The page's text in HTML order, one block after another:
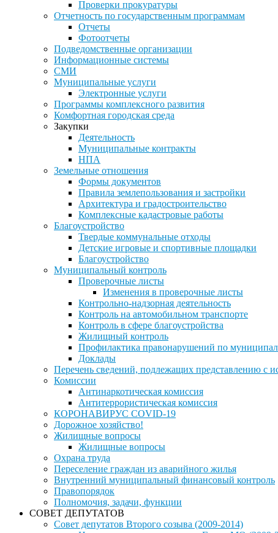
Проверки прокуратуры
Отчетность по государственным программам
Отчеты
Фотоотчеты
Подведомственные организации
Информационные системы
СМИ
Муниципальные услуги
Электронные услуги
Программы комплексного развития
Комфортная городская среда
Закупки
Деятельность
Муниципальные контракты
НПА
Земельные отношения
Формы документов
Правила землепользования и застройки
Архитектура и градостроительство
Комплексные кадастровые работы
Благоустройство
Твердые коммунальные отходы
Детские игровые и спортивные площадки
Благоустройство
Муниципальный контроль
Проверочные листы
Изменения в проверочные листы
Контрольно-надзорная деятельность
Контроль на автомобильном транспорте
Контроль в сфере благоустройства
Жилищный контроль
Профилактика правонарушений по
Доклады
Перечень сведений, подлежащих представлению с
Комиссии
Антинаркотическая комиссия
Антитеррористическая комиссия
КОРОНАВИРУС COVID-19
Дорожное хозяйство!
Жилищные вопросы
Жилищные вопросы
Охрана труда
Переселение граждан из аварийного жилья
Внутренний муниципальный финансовый контроль
Правопорядок
Полномочия, задачи, функции
СОВЕТ ДЕПУТАТОВ
Совет депутатов Второго созыва (2009-2014)